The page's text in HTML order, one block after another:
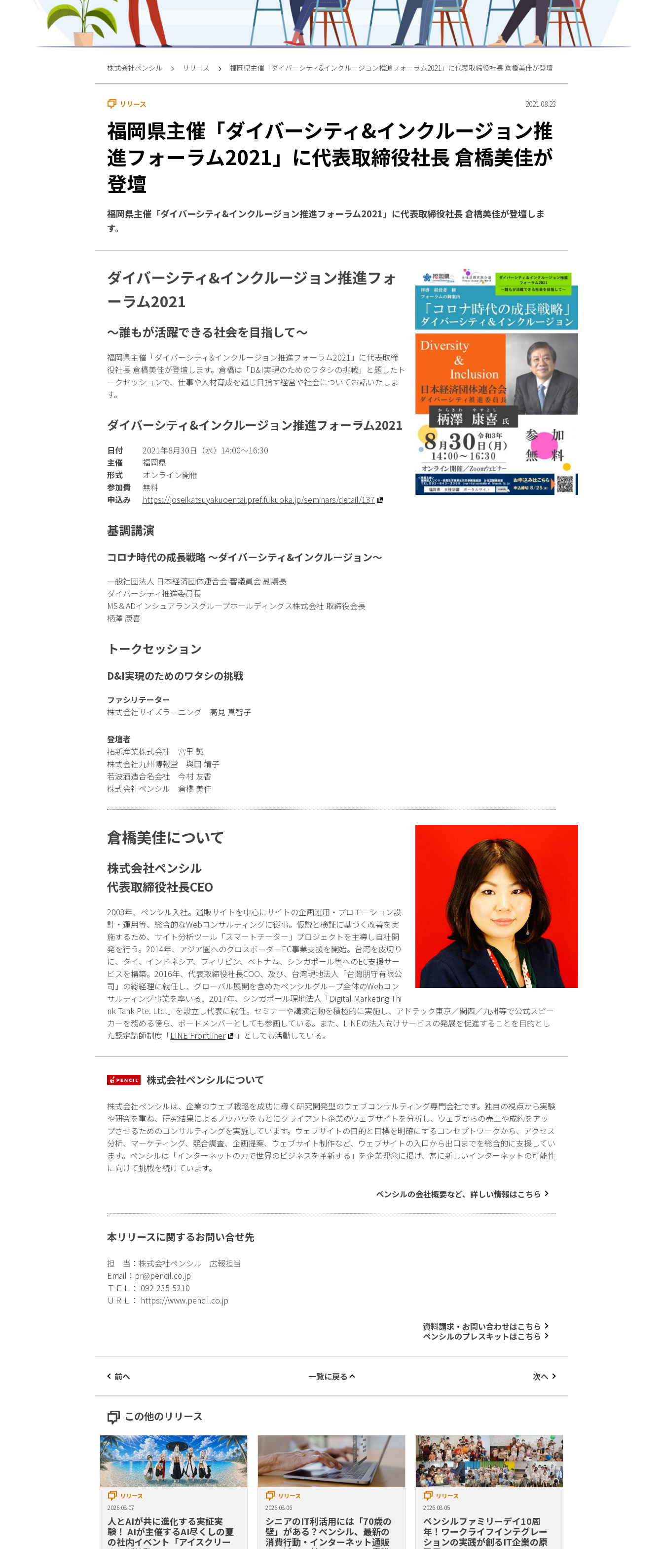
株式会社ペンシル リリース 福岡県主催「ダイバーシティ&インクルージョン推進フォーラム2021」に代表取締役社長 倉橋美佳が登壇
リリース 2021.08.23
福岡県主催「ダイバーシティ&インクルージョン推
進フォーラム2021」に代表取締役社長 倉橋美佳が
登壇
福岡県主催「ダイバーシティ&インクルージョン推進フォーラム2021」に代表取締役社長 倉橋美佳が登壇しま
す。
ダイバーシティ&インクルージョン推進フォ
ーラム2021
～誰もが活躍できる社会を目指して～
福岡県主催「ダイバーシティ&インクルージョン推進フォーラム2021」に代表取締
役社長 倉橋美佳が登壇します。倉橋は「D&I実現のためのワタシの挑戦」と題したト
ークセッションで、仕事や人材育成を通じ目指す経営や社会についてお話いたしま
す。
ダイバーシティ&インクルージョン推進フォーラム2021
日付
2021年8月30日（水）14:00〜16:30
主催
福岡県
形式
オンライン開催
参加費
無料
申込み
https://joseikatsuyakuoentai.pref.fukuoka.jp/seminars/detail/137
基調講演
コロナ時代の成長戦略 ～ダイバーシティ&インクルージョン～
一般社団法人 日本経済団体連合会 審議員会 副議長
ダイバーシティ推進委員長
MS＆ADインシュアランスグループホールディングス株式会社 取締役会長
柄澤 康喜
トークセッション
D&I実現のためのワタシの挑戦
ファシリテーター
株式会社サイズラーニング 高見 真智子
登壇者
拓新産業株式会社 宮里 誠
株式会社九州博報堂 與田 靖子
若波酒造合名会社 今村 友香
株式会社ペンシル 倉橋 美佳
倉橋美佳について
株式会社ペンシル
代表取締役社長CEO
2003年、ペンシル入社。通販サイトを中心にサイトの企画運用・プロモーション設
計・運用等、総合的なWebコンサルティングに従事。仮説と検証に基づく改善を実
施するため、サイト分析ツール「スマートチーター」プロジェクトを主導し自社開
発を行う。2014年、アジア圏へのクロスボーダーEC事業支援を開始。台湾を皮切り
に、タイ、インドネシア、フィリピン、ベトナム、シンガポール等へのEC支援サー
ビスを構築。2016年、代表取締役社長COO、及び、台湾現地法人「台灣朋守有限公
司」の総経理に就任し、グローバル展開を含めたペンシルグループ全体のWebコン
サルティング事業を率いる。2017年、シンガポール現地法人「Digital Marketing Thi
nk Tank Pte. Ltd.」を設立し代表に就任。セミナーや講演活動を積極的に実施し、アドテック東京／関西／九州等で公式スピー
カーを務める傍ら、ボードメンバーとしても参画している。また、LINEの法人向けサービスの発展を促進することを目的とし
た認定講師制度「LINE Frontliner 」としても活動している。
株式会社ペンシルについて
株式会社ペンシルは、企業のウェブ戦略を成功に導く研究開発型のウェブコンサルティング専門会社です。独自の視点から実験
や研究を重ね、研究結果によるノウハウをもとにクライアント企業のウェブサイトを分析し、ウェブからの売上や成約をアッ
プさせるためのコンサルティングを実施しています。ウェブサイトの目的と目標を明確にするコンセプトワークから、アクセス
分析、マーケティング、競合調査、企画提案、ウェブサイト制作など、ウェブサイトの入口から出口までを総合的に支援してい
ます。ペンシルは「インターネットの力で世界のビジネスを革新する」を企業理念に掲げ、常に新しいインターネットの可能性
に向けて挑戦を続けています。
ペンシルの会社概要など、詳しい情報はこちら
本リリースに関するお問い合せ先
担 当：株式会社ペンシル 広報担当
Email： pr@pencil.co.jp
ＴＥＬ： 092-235-5210
ＵＲＬ： https://www.pencil.co.jp
資料請求・お問い合わせはこちら
ペンシルのプレスキットはこちら
前へ 一覧に戻る 次へ
この他のリリース
リリース
2026.08.07
人とAIが共に進化する実証実
験！ AIが主催するAI尽くしの夏
の社内イベント「アイスクリー
リリース
2026.08.06
シニアのIT利活用には「70歳の
壁」がある？ペンシル、最新の
消費行動・インターネット通販
リリース
2026.08.05
ペンシルファミリーデイ10周
年！ワークライフインテグレー
ションの実践が創るIT企業の原